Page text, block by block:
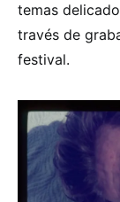
temas
través de
festival.